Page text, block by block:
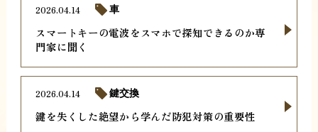
スマートキーの電波をスマホで探知できるのか専
門家に聞く
2026.04.14 車
鍵を失くした絶望から学んだ防犯対策の重要性
2026.04.14 鍵交換